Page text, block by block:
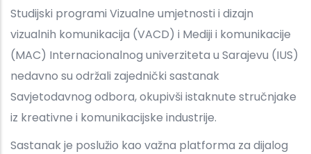
Studijski programi Vizualne umjetnosti i dizajn
vizualnih komunikacija (VACD) i Mediji i komunikacije
(MAC) Internacionalnog univerziteta u Sarajevu (IUS)
nedavno su održali zajednički sastanak
Savjetodavnog odbora, okupivši istaknute stručnjake
iz kreativne i komunikacijske industrije.
Sastanak je poslužio kao važna platforma za dijalog